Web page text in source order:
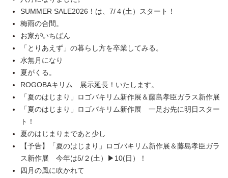
SUMMER SALE2026！は、7/４(土）スタート！
梅雨の合間。
お家がいちばん
「とりあえず」の暮らし方を卒業してみる。
水無月になり
夏がくる。
ROGOBAキリム 展示延長！いたします。
「夏のはじまり」ロゴバキリム新作展＆藤島孝臣ガラス新作展
「夏のはじまり」ロゴバキリム新作展 一足お先に明日スター
ト！
夏のはじまりまであと少し
【予告】「夏のはじまり」ロゴバキリム新作展＆藤島孝臣ガラ
ス新作展 今年は5/２(土）▶10(日）！
四月の風に吹かれて